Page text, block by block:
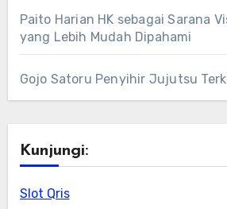
Paito Harian HK sebagai Sarana
yang Lebih Mudah Dipahami
Gojo Satoru Penyihir Jujutsu
Kunjungi:
Slot Qris